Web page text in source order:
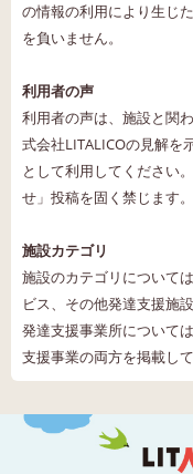
の情報の利用により生じ
を負いません。
利用者の声
利用者の声は、施設と関
式会社LITALICOの見解を
として利用してください
せ」投稿を固く禁じます
施設カテゴリ
施設のカテゴリについて
ビス、その他発達支援施
発達支援事業所について
支援事業の両方を掲載して